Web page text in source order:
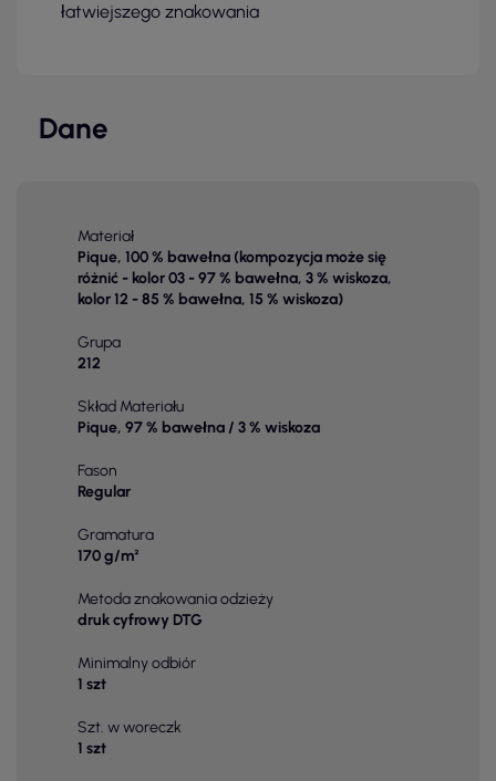
łatwiejszego znakowania
Dane
Materiał
Pique, 100 % bawełna (kompozycja może się
różnić - kolor 03 - 97 % bawełna, 3 % wiskoza,
kolor 12 - 85 % bawełna, 15 % wiskoza)
Grupa
212
Skład Materiału
Pique, 97 % bawełna / 3 % wiskoza
Fason
Regular
Gramatura
170 g/m²
Metoda znakowania odzieży
druk cyfrowy DTG
Minimalny odbiór
1 szt
Szt. w woreczk
1 szt